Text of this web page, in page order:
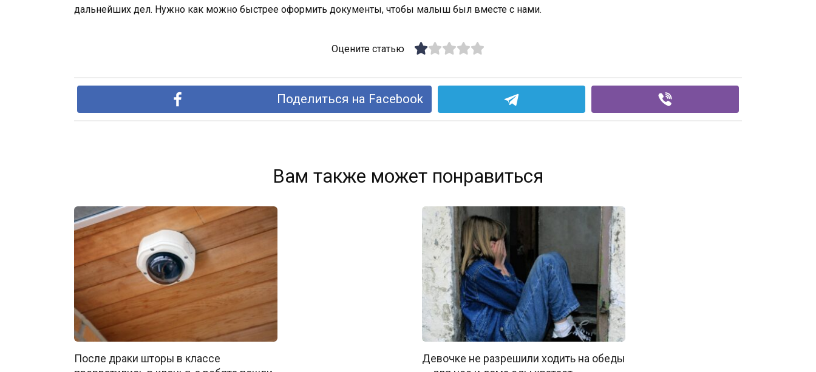
дальнейших дел. Нужно как можно быстрее оформить документы, чтобы малыш был вместе с нами.
Оцените статью
Поделиться на Facebook
Вам также может понравиться
После драки шторы в классе
Девочке не разрешили ходить на обеды